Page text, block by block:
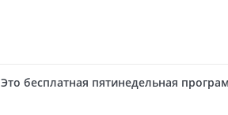
Это бесплатная пятинедельная